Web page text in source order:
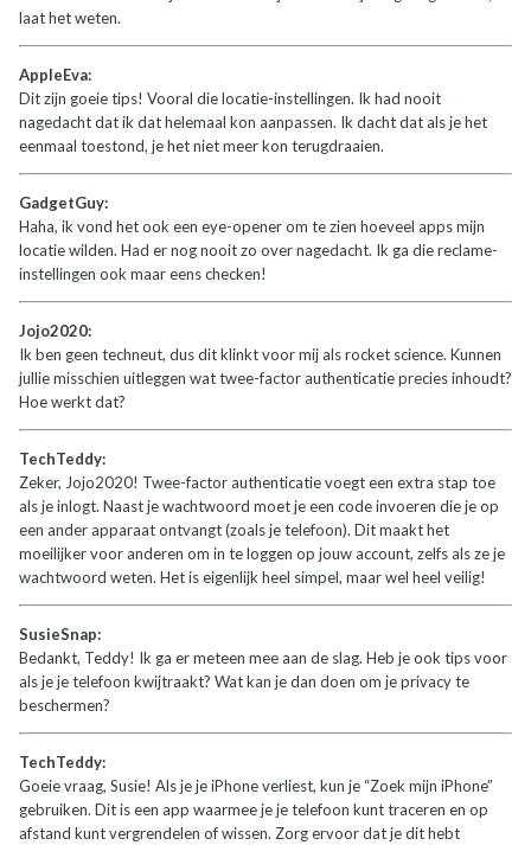
laat het weten.
AppleEva:
Dit zijn goeie tips! Vooral die locatie-instellingen. Ik had nooit
nagedacht dat ik dat helemaal kon aanpassen. Ik dacht dat als je het
eenmaal toestond, je het niet meer kon terugdraaien.
GadgetGuy:
Haha, ik vond het ook een eye-opener om te zien hoeveel apps mijn
locatie wilden. Had er nog nooit zo over nagedacht. Ik ga die reclame-
instellingen ook maar eens checken!
Jojo2020:
Ik ben geen techneut, dus dit klinkt voor mij als rocket science. Kunnen
jullie misschien uitleggen wat twee-factor authenticatie precies inhoudt?
Hoe werkt dat?
TechTeddy:
Zeker, Jojo2020! Twee-factor authenticatie voegt een extra stap toe
als je inlogt. Naast je wachtwoord moet je een code invoeren die je op
een ander apparaat ontvangt (zoals je telefoon). Dit maakt het
moeilijker voor anderen om in te loggen op jouw account, zelfs als ze je
wachtwoord weten. Het is eigenlijk heel simpel, maar wel heel veilig!
SusieSnap:
Bedankt, Teddy! Ik ga er meteen mee aan de slag. Heb je ook tips voor
als je je telefoon kwijtraakt? Wat kan je dan doen om je privacy te
beschermen?
TechTeddy:
Goeie vraag, Susie! Als je je iPhone verliest, kun je “Zoek mijn iPhone”
gebruiken. Dit is een app waarmee je je telefoon kunt traceren en op
afstand kunt vergrendelen of wissen. Zorg ervoor dat je dit hebt